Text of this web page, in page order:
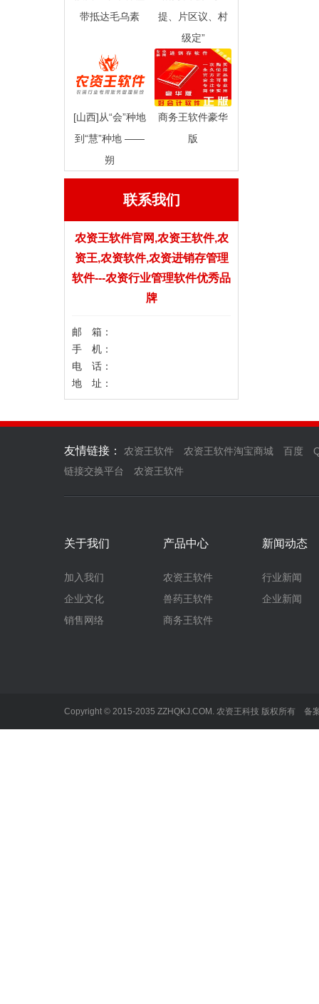
带抵达毛乌素
提、片区议、村
级定”
[山西]从“会”种地
到“慧”种地 ——
朔
商务王软件豪华
版
联系我们
农资王软件官网,农资王软件,农
资王,农资软件,农资进销存管理
软件---农资行业管理软件优秀品
牌
邮 箱：
手 机：
电 话：
地 址：
友情链接： 农资王软件 农资王软件淘宝商城 百度
链接交换平台
农资王软件
关于我们
加入我们
企业文化
销售网络
产品中心
农资王软件
兽药王软件
商务王软件
新闻动态
行业新闻
企业新闻
Copyright © 2015-2035 ZZHQKJ.COM. 农资王科技 版权所有 备